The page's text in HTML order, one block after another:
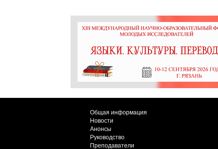
Общая информация
Новости
Анонсы
Руководство
Преподаватели